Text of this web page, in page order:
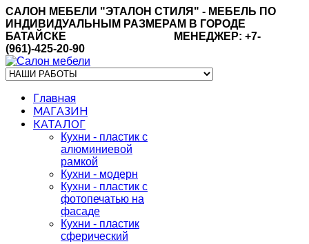
САЛОН МЕБЕЛИ "ЭТАЛОН СТИЛЯ" - МЕБЕЛЬ ПО
ИНДИВИДУАЛЬНЫМ РАЗМЕРАМ В ГОРОДЕ
БАТАЙСКЕ МЕНЕДЖЕР: +7-
(961)-425-20-90
Главная
МАГАЗИН
КАТАЛОГ
Кухни - пластик с
алюминиевой
рамкой
Кухни - модерн
Кухни - пластик c
фотопечатью на
фасаде
Кухни - пластик
сферический